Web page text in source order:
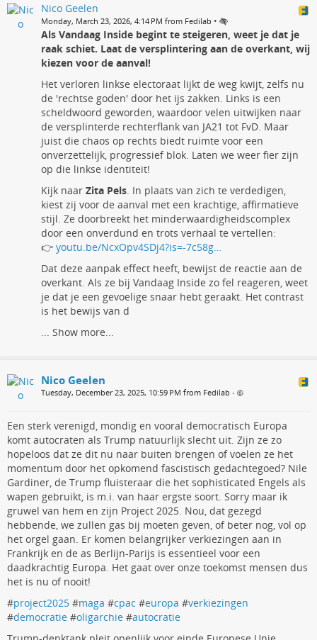
Nico Geelen
Monday, March 23, 2026, 4:14 PM from Fedilab •
Als Vandaag Inside begint te steigeren, weet je dat je
raak schiet. Laat de versplintering aan de overkant, wij
kiezen voor de aanval!
Het verloren linkse electoraat lijkt de weg kwijt, zelfs nu
de 'rechtse goden' door het ijs zakken. Links is een
scheldwoord geworden, waardoor velen uitwijken naar
de versplinterde rechterflank van JA21 tot FvD. Maar
juist die chaos op rechts biedt ruimte voor een
onverzettelijk, progressief blok. Laten we weer fier zijn
op die linkse identiteit!
Kijk naar Zita Pels . In plaats van zich te verdedigen,
kiest zij voor de aanval met een krachtige, affirmatieve
stijl. Ze doorbreekt het minderwaardigheidscomplex
door een onverdund en trots verhaal te vertellen:
👉 youtu.be/NcxOpv4SDj4?is=-7c58g…
Dat deze aanpak effect heeft, bewijst de reactie aan de
overkant. Als ze bij Vandaag Inside zo fel reageren, weet
je dat je een gevoelige snaar hebt geraakt. Het contrast
is het bewijs van d
Show more...
Nico Geelen
Tuesday, December 23, 2025, 10:59 PM from Fedilab •
Een sterk verenigd, mondig en vooral democratisch Europa
komt autocraten als Trump natuurlijk slecht uit. Zijn ze zo
hopeloos dat ze dit nu naar buiten brengen of voelen ze het
momentum door het opkomend fascistisch gedachtegoed? Nile
Gardiner, de Trump fluisteraar die het sophisticated Engels als
wapen gebruikt, is m.i. van haar ergste soort. Sorry maar ik
gruwel van hem en zijn Project 2025. Nou, dat gezegd
hebbende, we zullen gas bij moeten geven, of beter nog, vol op
het orgel gaan. Er komen belangrijker verkiezingen aan in
Frankrijk en de as Berlijn-Parijs is essentieel voor een
daadkrachtig Europa. Het gaat over onze toekomst mensen dus
het is nu of nooit!
#project2025 #maga #cpac #europa #verkiezingen
#democratie #oligarchie #autocratie